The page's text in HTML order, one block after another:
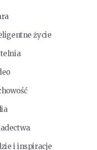
życie
i inspiracje